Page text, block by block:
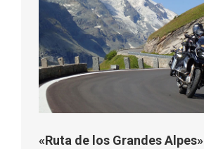
«Ruta de los Grandes Alpes»